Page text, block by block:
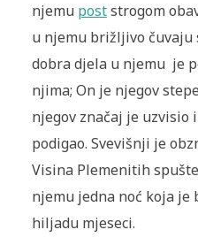
njemu poststrogom
u njemu brižljivo čuvaju
dobra djela u njemu je
njima; On je njegov
njegov značaj je uzvisio
podigao. Svevišnji je
Visina Plemenitih
njemu jedna noć koja je
hiljadu mjeseci.